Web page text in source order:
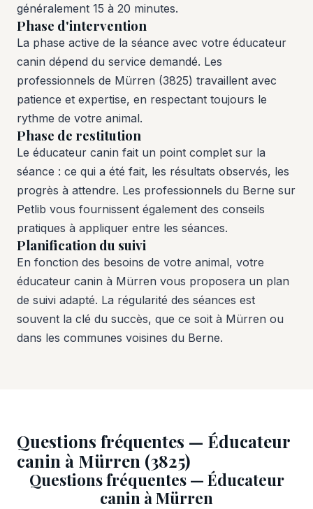
généralement 15 à 20 minutes.
Phase d'intervention
La phase active de la séance avec votre éducateur
canin dépend du service demandé. Les
professionnels de Mürren (3825) travaillent avec
patience et expertise, en respectant toujours le
rythme de votre animal.
Phase de restitution
Le éducateur canin fait un point complet sur la
séance : ce qui a été fait, les résultats observés, les
progrès à attendre. Les professionnels du Berne sur
Petlib vous fournissent également des conseils
pratiques à appliquer entre les séances.
Planification du suivi
En fonction des besoins de votre animal, votre
éducateur canin à Mürren vous proposera un plan
de suivi adapté. La régularité des séances est
souvent la clé du succès, que ce soit à Mürren ou
dans les communes voisines du Berne.
Questions fréquentes — Éducateur
canin à Mürren (3825)
Questions fréquentes — Éducateur
canin à Mürren